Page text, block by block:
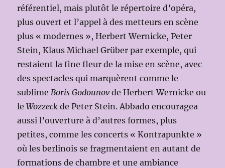
référentiel, mais plutôt le répertoire d’opéra,
plus ouvert et l’appel à des metteurs en scène
plus « modernes », Herbert Wernicke, Peter
Stein, Klaus Michael Grüber par exemple, qui
restaient la fine fleur de la mise en scène, avec
des spectacles qui marquèrent comme le
sublimeBoris Godounov de Herbert Wernicke ou
leWozzeck de Peter Stein. Abbado encouragea
aussi l’ouverture à d’autres formes, plus
petites, comme les concerts « Kontrapunkte »
où les berlinois se fragmentaient en autant de
formations de chambre et une ambiance